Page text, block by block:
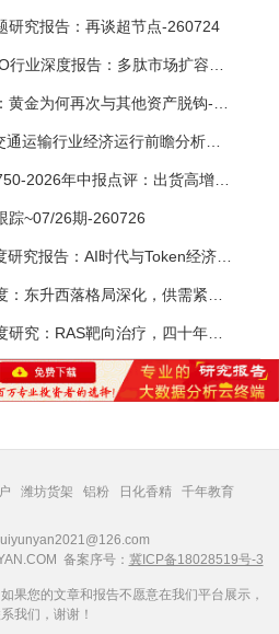
研究报告：再谈超节点-260724
中银国际-2026年2季度交通运输行业经济运行前瞻分析：地缘冲突致航运和航空景气度分化，交通基础设施板块总体呈现稳健特征-260724
东吴证券-宁德时代-300750-2026年中报点评：出货高增业绩稳健，回购彰显龙头信心-260726
踪~07/26期-260726
国联民生证券-AI行业深度研究报告：AI时代与Token经济，从技术符号到数字石油-260801
招商证券-创新药行业深度研究：RAS靶向治疗，四十年不可成药的终结，与终结之后的治疗格局演化-260805
潍坊货架 铝粉 日化香精 千年教育
备案序号： 冀ICP备18028519号-3
果您的文章和报告不愿意在我们平台展示，
我们，谢谢！